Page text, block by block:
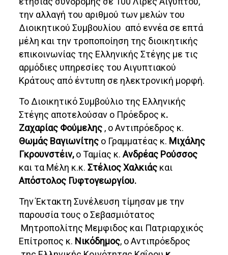
την αλλαγή του αριθμού των μελών του
Διοικητικού Συμβουλίου από εννέα σε επτά
μέλη και την τροποποίηση της διοικητικής
επικοινωνίας της Ελληνικής Στέγης με τις
αρμόδιες υπηρεσίες του Αιγυπτιακού
Κράτους από έντυπη σε ηλεκτρονική μορφή.
Το Διοικητικό Συμβούλιο της Ελληνικής
Στέγης αποτελούσαν ο Πρόεδρος κ.
Ζαχαρίας Φούμελης , ο Αντιπρόεδρος κ.
Θωμάς Βαγιωνίτης ο Γραμματέας κ. Μιχάλης
Γκρουνστέιν,ο Ταμίας κ.Ανδρέας Ρούσσος
και τα Μέλη κ.κ.Στέλιος Χαλκιάς και
Απόστολος Γυφτογεωργίου.
Την Έκτακτη Συνέλευση τίμησαν με την
παρουσία τους ο Σεβασμιότατος
Μητροπολίτης Μεμφιδος και Πατριαρχικός
Επίτροπος κ. Νικόδημος, ο Αντιπρόεδρος